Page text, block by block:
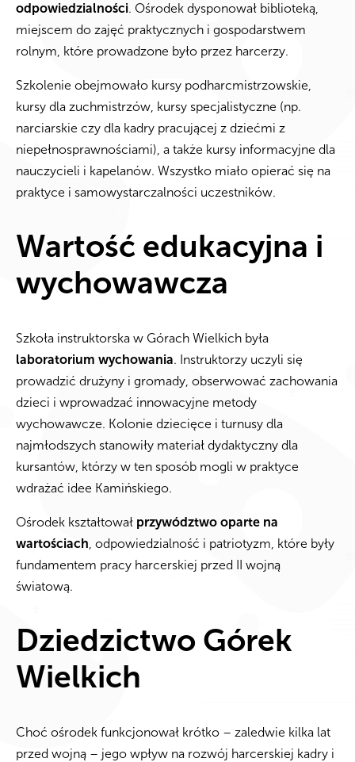
odpowiedzialności. Ośrodek dysponował biblioteką,
miejscem do zajęć praktycznych i gospodarstwem
rolnym, które prowadzone było przez harcerzy.
Szkolenie obejmowało kursy podharcmistrzowskie,
kursy dla zuchmistrzów, kursy specjalistyczne (np.
narciarskie czy dla kadry pracującej z dziećmi z
niepełnosprawnościami), a także kursy informacyjne dla
nauczycieli i kapelanów. Wszystko miało opierać się na
praktyce i samowystarczalności uczestników.
Wartość edukacyjna i
wychowawcza
Szkoła instruktorska w Górach Wielkich była
laboratorium wychowania. Instruktorzy uczyli się
prowadzić drużyny i gromady, obserwować zachowania
dzieci i wprowadzać innowacyjne metody
wychowawcze. Kolonie dziecięce i turnusy dla
najmłodszych stanowiły materiał dydaktyczny dla
kursantów, którzy w ten sposób mogli w praktyce
wdrażać idee Kamińskiego.
Ośrodek kształtował przywództwo oparte na
wartościach , odpowiedzialność i patriotyzm, które były
fundamentem pracy harcerskiej przed II wojną
światową.
Dziedzictwo Górek
Wielkich
Choć ośrodek funkcjonował krótko – zaledwie kilka lat
przed wojną – jego wpływ na rozwój harcerskiej kadry i